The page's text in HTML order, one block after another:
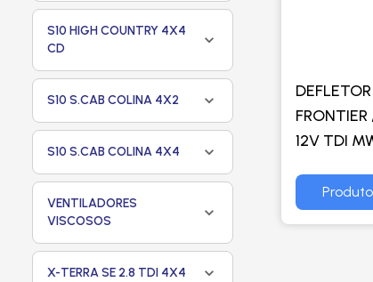
S10 HIGH COUNTRY 4X4
CD
S10 S.CAB COLINA 4X2
S10 S.CAB COLINA 4X4
VENTILADORES
VISCOSOS
X-TERRA SE 2.8 TDI 4X4
12V TDI
COM OU
VALEO